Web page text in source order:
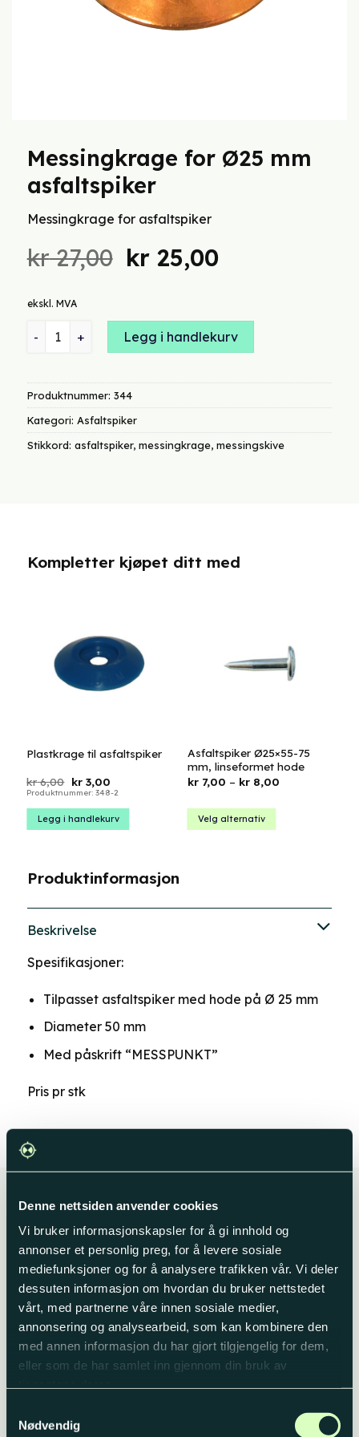
Denne nettsiden anvender cookies
Vi bruker informasjonskapsler for å gi innhold og
annonser et personlig preg, for å levere sosiale
mediefunksjoner og for å analysere trafikken vår. Vi deler
dessuten informasjon om hvordan du bruker nettstedet
vårt, med partnerne våre innen sosiale medier,
annonsering og analysearbeid, som kan kombinere den
med annen informasjon du har gjort tilgjengelig for dem,
eller som de har samlet inn gjennom din bruk av
Nødvendig
Messingkrage for Ø25 mm
asfaltspiker
Messingkrage for asfaltspiker
kr27,00 Opprinnelig
kr 27,00.
kr 25,00Nåværende
kr 25,00.
ekskl. MVA
Messingkrage for Ø25 mm asfaltspiker antall
Legg i handlekurv
Produktnummer: 344
Kategori: Asfaltspiker
Stikkord: asfaltspiker, messingkrage, messingskive
Kompletter kjøpet ditt med
Plastkrage til asfaltspiker
kr6,00 Opprinnelig
pris
kr 6,00.
kr3,00Nåværende
pris
kr 3,00.
Produktnummer: 348-2
Legg i handlekurv
Asfaltspiker Ø25×55-75
mm, linseformet hode
kr7,00 – kr8,00Prisområde:
Velg alternativ
varianter.
Produktinformasjon
Beskrivelse
Spesifikasjoner:
Tilpasset asfaltspiker med hode på Ø 25 mm
Diameter 50 mm
Med påskrift “MESSPUNKT”
Pris pr stk
Husk dette til jobben